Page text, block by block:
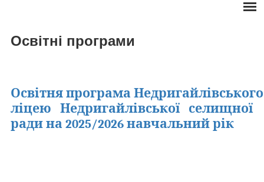
Освітні програми
Освітня програма Недригайлівського
ліцею Недригайлівської селищної
ради на 2025/2026 навчальний рік